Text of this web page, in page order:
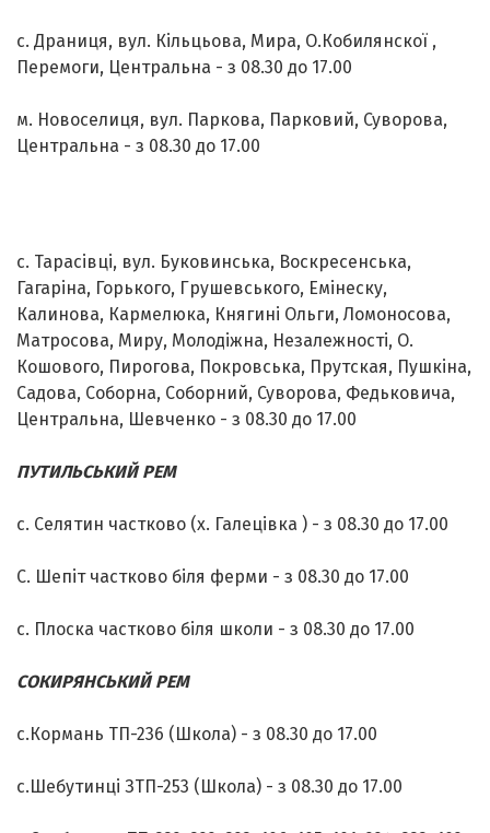
с. Драниця, вул. Кільцьова, Мира, О.Кобилянскої ,
Перемоги, Центральна - з 08.30 до 17.00
м. Новоселиця, вул. Паркова, Парковий, Суворова,
Центральна - з 08.30 до 17.00
с. Тарасівці, вул. Буковинська, Воскресенська,
Гагаріна, Горького, Грушевського, Емінеску,
Калинова, Кармелюка, Княгині Ольги, Ломоносова,
Матросова, Миру, Молодіжна, Незалежності, О.
Кошового, Пирогова, Покровська, Прутская, Пушкіна,
Садова, Соборна, Соборний, Суворова, Федьковича,
Центральна, Шевченко - з 08.30 до 17.00
ПУТИЛЬСЬКИЙ РЕМ
с. Селятин частково (х. Галецівка ) - з 08.30 до 17.00
С. Шепіт частково біля ферми - з 08.30 до 17.00
с. Плоска частково біля школи - з 08.30 до 17.00
СОКИРЯНСЬКИЙ РЕМ
с.Кормань ТП-236 (Школа) - з 08.30 до 17.00
с.Шебутинці ЗТП-253 (Школа) - з 08.30 до 17.00